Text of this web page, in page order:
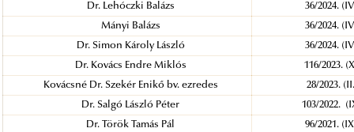
Dr. Lehóczki Balázs 36/2024.
Mányi Balázs 36/2024.
Dr. Simon Károly László 36/2024.
Dr. Kovács Endre Miklós 116/2023.
Kovácsné Dr. Szekér Enikő bv. ezredes 28/2023.
Dr. Salgó László Péter 103/2022.
Dr. Török Tamás Pál 96/2021.